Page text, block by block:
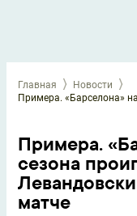
Главная
Новости
Примера.
сезона
матче